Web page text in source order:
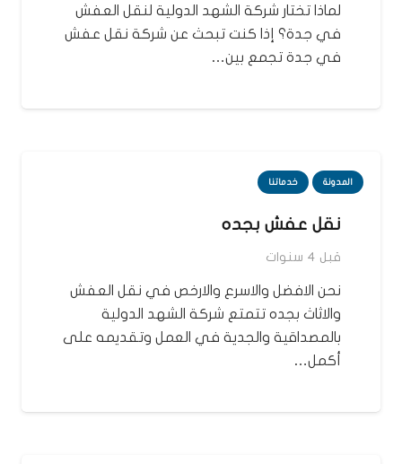
لماذا تختار شركة الشهد الدولية لنقل العفش
في جدة؟ إذا كنت تبحث عن شركة نقل عفش
في جدة تجمع بين…
المدونة خدماتنا
نقل عفش بجده
قبل 4 سنوات
نحن الافضل والاسرع والارخص في نقل العفش
والاثاث بجده تتمتع شركة الشهد الدولية
بالمصداقية والجدية في العمل وتقديمه على
أكمل…